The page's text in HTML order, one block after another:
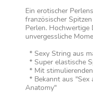
Ein erotischer
französischer
Perlen. Hochwertige
unvergessliche
* Sexy String aus
* Super elastische
* Mit
* Bekannt aus "Sex
Anatomy"